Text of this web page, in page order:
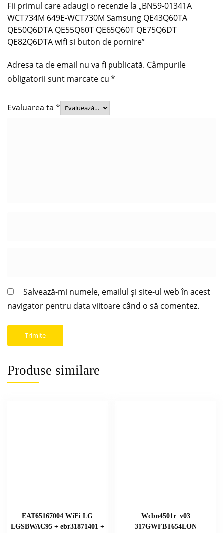
Fii primul care adaugi o recenzie la „BN59-01341A
WCT734M 649E-WCT730M Samsung QE43Q60TA
QE50Q6DTA QE55Q60T QE65Q60T QE75Q6DT
QE82Q6DTA wifi si buton de pornire”
Adresa ta de email nu va fi publicată. Câmpurile
obligatorii sunt marcate cu *
Evaluarea ta *
Salvează-mi numele, emailul și site-ul web în acest
navigator pentru data viitoare când o să comentez.
Produse similare
EAT65167004 WiFi LG
LGSBWAC95 + ebr31871401 +
Wcbn4501r_v03
317GWFBT654LON